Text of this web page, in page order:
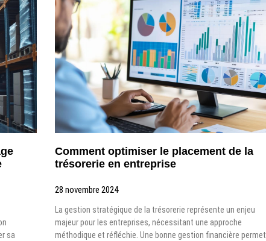
sa
Comment optimiser le placement de la
trésorerie en entreprise
28 novembre 2024
La gestion stratégique de la trésorerie représente un enjeu
majeur pour les entreprises, nécessitant une approche
méthodique et réfléchie. Une bonne gestion financière permet